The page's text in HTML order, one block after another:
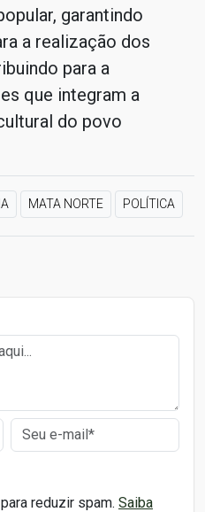
garantindo
a realização dos
para a
que integram a
do povo
MATA NORTE POLÍTICA
reduzir spam. Saiba